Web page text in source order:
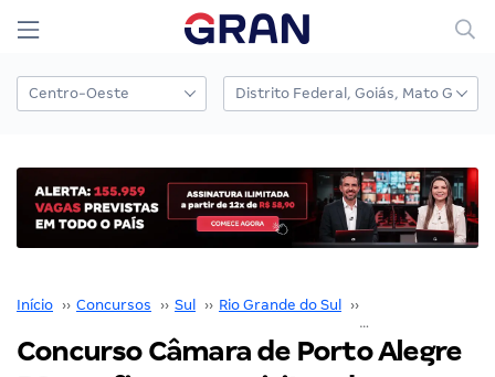
Início ›› Concursos ›› Sul ›› Rio Grande do Sul ››
Concurso Câmara de Porto Alegre